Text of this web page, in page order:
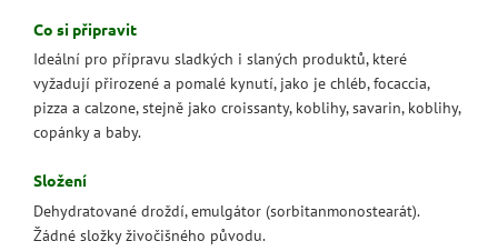
Co si připravit
Ideální pro přípravu sladkých i slaných produktů, které
vyžadují přirozené a pomalé kynutí, jako je chléb, focaccia,
pizza a calzone, stejně jako croissanty, koblihy, savarin, koblihy,
copánky a baby.
Složení
Dehydratované droždí, emulgátor (sorbitanmonostearát).
Žádné složky živočišného původu.